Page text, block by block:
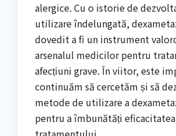
alergice. Cu o istorie de
utilizare îndelungată,
dovedit a fi un instrument
arsenalul medicilor pentru
afecțiuni grave. În viitor, este
continuăm să cercetăm și să
metode de utilizare a
pentru a îmbunătăți